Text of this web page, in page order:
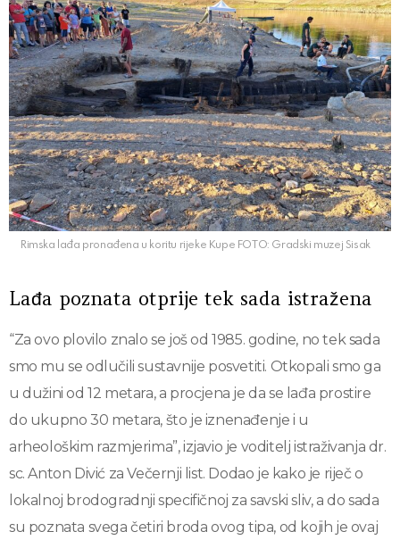
Rimska lađa pronađena u koritu rijeke Kupe FOTO: Gradski muzej Sisak
Lađa poznata otprije tek sada istražena
“Za ovo plovilo znalo se još od 1985. godine, no tek sada
smo mu se odlučili sustavnije posvetiti. Otkopali smo ga
u dužini od 12 metara, a procjena je da se lađa prostire
do ukupno 30 metara, što je iznenađenje i u
arheološkim razmjerima”, izjavio je voditelj istraživanja dr.
sc. Anton Divić za Večernji list. Dodao je kako je riječ o
lokalnoj brodogradnji specifičnoj za savski sliv, a do sada
su poznata svega četiri broda ovog tipa, od kojih je ovaj